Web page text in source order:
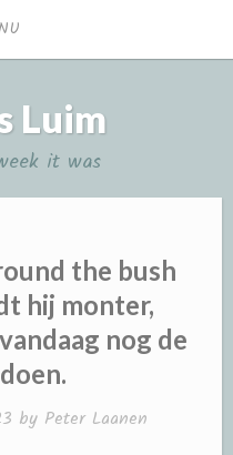
Luim
it was
the bush
hij monter,
nog de
by Peter Laanen